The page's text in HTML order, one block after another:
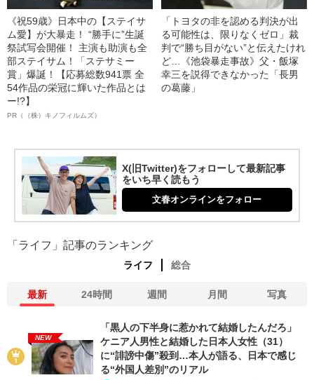
《祝59歳》日本中の【ステイサ
ム愛】が大暴走！ “勝手に”生誕
祭試写会開催！ 主演も助演も全
部ステイサム！「ステサミー
賞」爆誕！【応募総数941票 全
54作品の栄冠に輝いた作品とは
ー!?】
PR（（株）キノフィルムズ）
「トヨタの非を認める判決が出
る可能性は、限りなくゼロ」裁
判で“勝ち目がない”と伝えたけれ
ど…《池袋暴走事故》父・飯塚
幸三を説得できなかった「長男
の葛藤」
X(旧Twitter)をフォローして最新記事
をいち早く読もう
文春オンラインをフォロー
「ライフ」記事のランキング
ライフ 総合
最新 24時間 週間 月間 写真
NEW
「黒人の下半身に惹かれて結婚したんだろ」
ケニア人男性と結婚した日本人女性（31）
に“誹謗中傷”殺到…本人が語る、日本で感じ
る“外国人差別”のリアル